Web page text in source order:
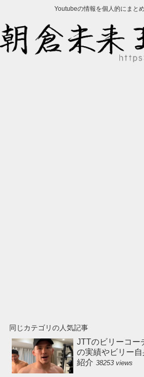
Youtubeの情報を個人的にまとめ
同じカテゴリの人気記事
JTTのビリーコー
の実績やビリー
紹介 38253 views